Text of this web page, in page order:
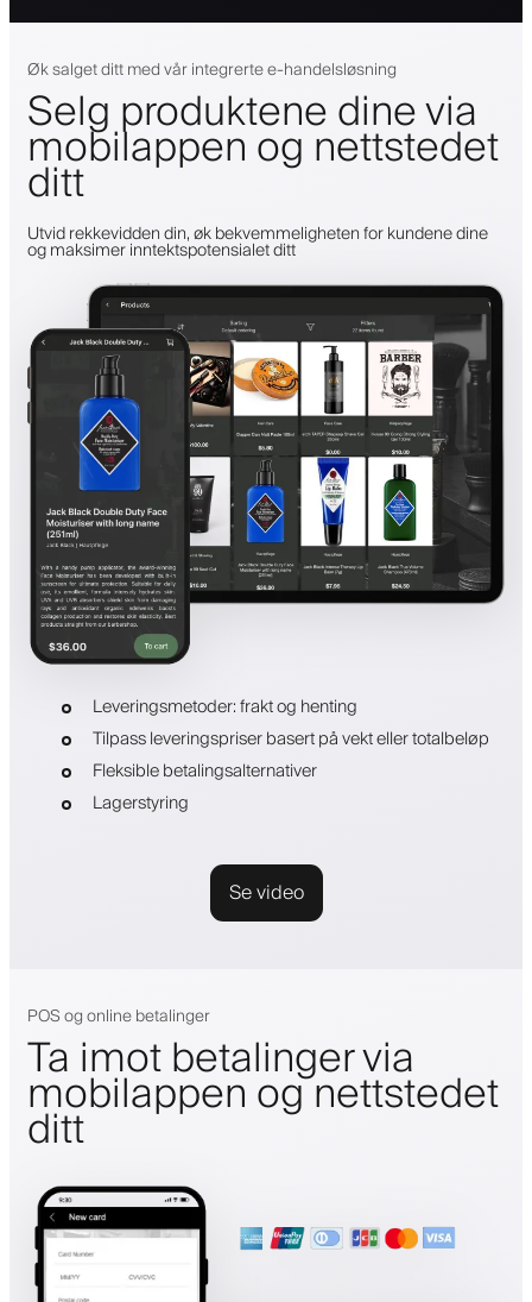
Øk salget ditt med vår integrerte e-handelsløsning
Selg produktene dine via
mobilappen og nettstedet
ditt
Utvid rekkevidden din, øk bekvemmeligheten for kundene dine
og maksimer inntektspotensialet ditt
Leveringsmetoder: frakt og henting
Tilpass leveringspriser basert på vekt eller totalbeløp
Fleksible betalingsalternativer
Lagerstyring
Se video
POS og online betalinger
Ta imot betalinger via
mobilappen og nettstedet
ditt